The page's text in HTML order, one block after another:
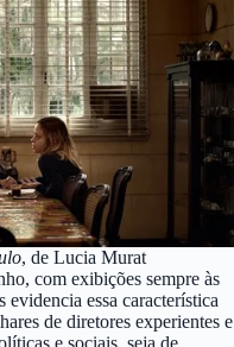
, de Lucia Murat
com exibições sempre às
evidencia essa característica
de diretores experientes e